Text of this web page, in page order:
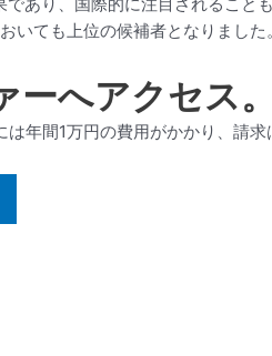
ても上位の候補者となりました。
へアクセス。
年間1万円の費用がかかり、請求